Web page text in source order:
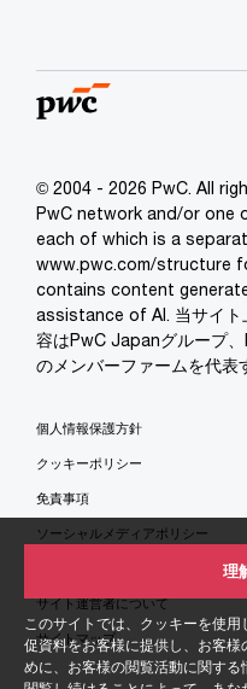
このサイトでは、クッキーを使
促資料をお客様に提供し、お客
めに、お客様の閲覧活動に関す
理
© 2004 - 2026 PwC. All
PwC network and/or one
each of which is a
www.pwc.com/structure
contains content
assistance of AI. 当サイト
容はPwC Japanグループ
のメンバーファームを代表
個人情報保護方針
クッキーポリシー
免責事項
ソーシャルメディアポリシー
サイト運営者について
サイトマップ